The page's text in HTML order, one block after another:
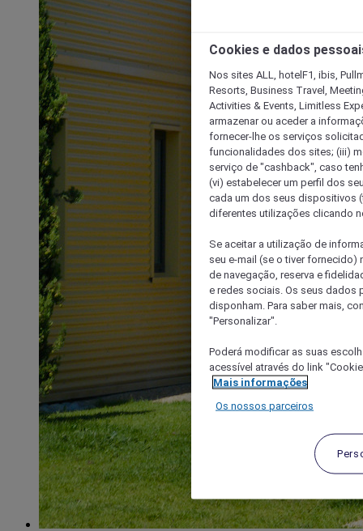
Cookies e dados
Nos sites ALL, hotelF1, ibis,
Resorts, Business Travel,
Activities & Events, Limitless
armazenar ou aceder a
fornecer-lhe os serviços
funcionalidades dos sites; (iii)
serviço de "cashback", caso
(vi) estabelecer um perfil dos
cada um dos seus dispositivos
diferentes utilizações clicando
Se aceitar a utilização de
seu e-mail (se o tiver
de navegação, reserva e
e redes sociais. Os seus dados
disponham. Para saber mais,
"Personalizar".
Poderá modificar as suas
acessível através do link
Mais informações
Os nossos parceiros